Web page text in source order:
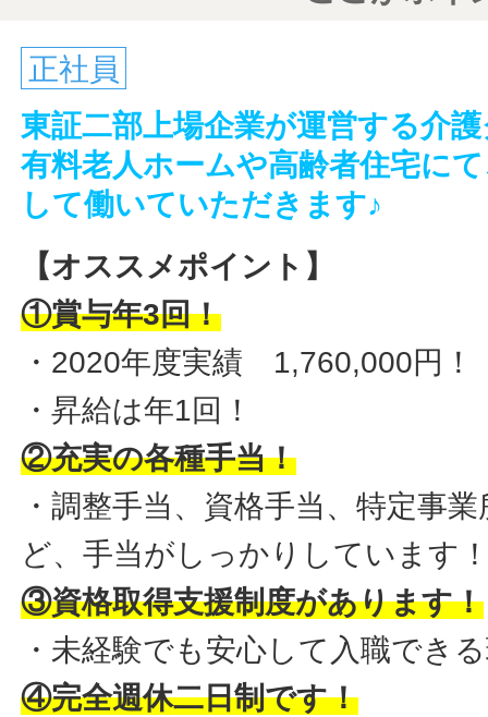
正社員
東証二部上場企業が運営する介
有料老人ホームや高齢者住宅に
して働いていただきます♪
【オススメポイント】
①賞与年3回！
・2020年度実績 1,760,000円！
・昇給は年1回！
②充実の各種手当！
・調整手当、資格手当、特定事
ど、手当がしっかりしています
③資格取得支援制度があります！
・未経験でも安心して入職でき
④完全週休二日制です！